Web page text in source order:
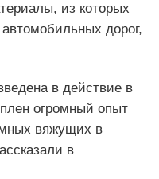
из которых
дорог,
в действие в
огромный опыт
вяжущих в
в